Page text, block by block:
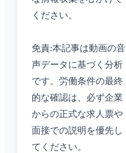
ください。
免責:本記事は動画の音
声データに基づく分析
です。労働条件の最終
的な確認は、必ず企業
からの正式な求人票や
面接での説明を優先し
てください。